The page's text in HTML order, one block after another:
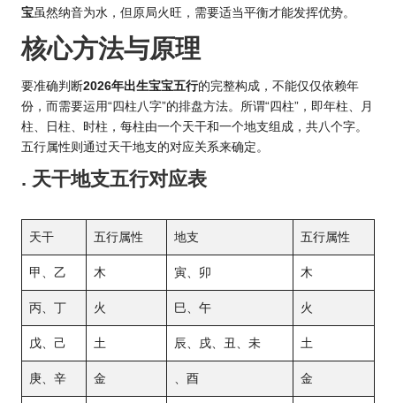
宝虽然纳音为水，但原局火旺，需要适当平衡才能发挥优势。
核心方法与原理
要准确判断2026年出生宝宝五行的完整构成，不能仅仅依赖年
份，而需要运用“四柱八字”的排盘方法。所谓“四柱”，即年柱、月
柱、日柱、时柱，每柱由一个天干和一个地支组成，共八个字。
五行属性则通过天干地支的对应关系来确定。
. 天干地支五行对应表
天干 五行属性 地支 五行属性
甲、乙 木 寅、卯 木
丙、丁 火 巳、午 火
戊、己 土 辰、戌、丑、未 土
庚、辛 金 、酉 金